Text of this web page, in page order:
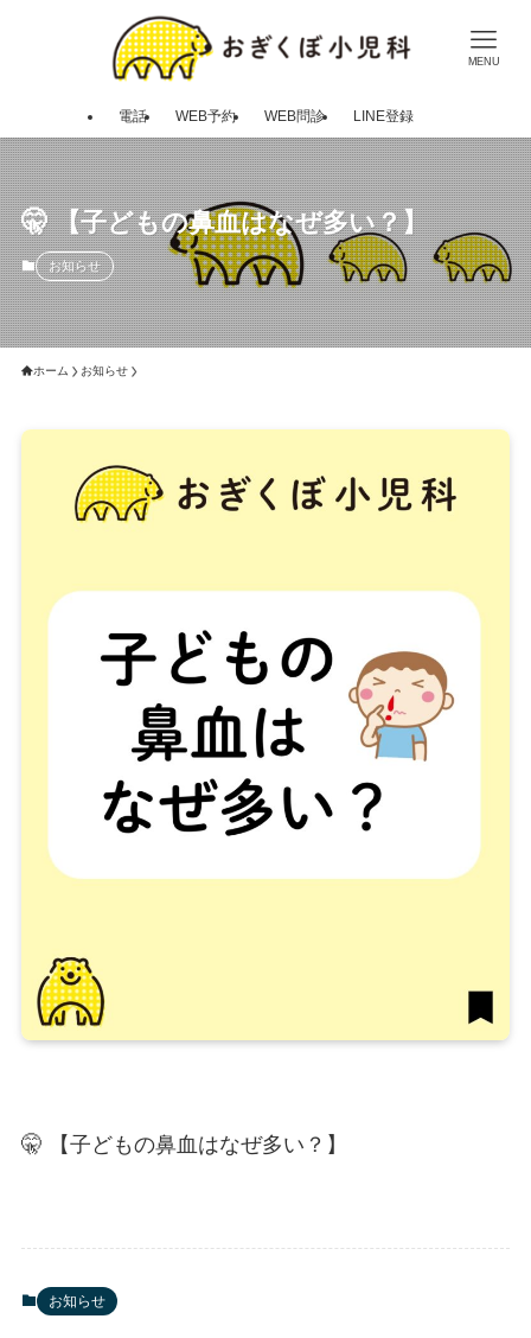
MENU
電話 WEB予約 WEB問診 LINE登録
🤫 【子どもの鼻血はなぜ多い？】
お知らせ
ホーム お知らせ
🤫 【子どもの鼻血はなぜ多い？】
お知らせ